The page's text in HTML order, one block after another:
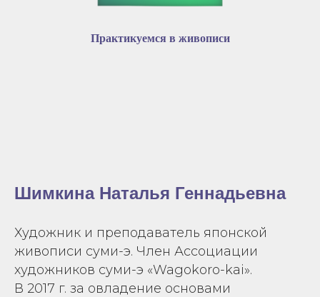
Практикуемся в живописи
Шимкина Наталья Геннадьевна
Художник и преподаватель японской
живописи суми-э. Член Ассоциации
художников суми-э «Wagokoro-kai».
В 2017 г. за овладение основами